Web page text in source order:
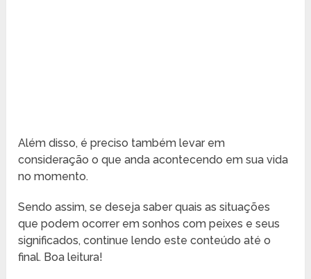
Além disso, é preciso também levar em
consideração o que anda acontecendo em sua vida
no momento.
Sendo assim, se deseja saber quais as situações
que podem ocorrer em sonhos com peixes e seus
significados, continue lendo este conteúdo até o
final. Boa leitura!